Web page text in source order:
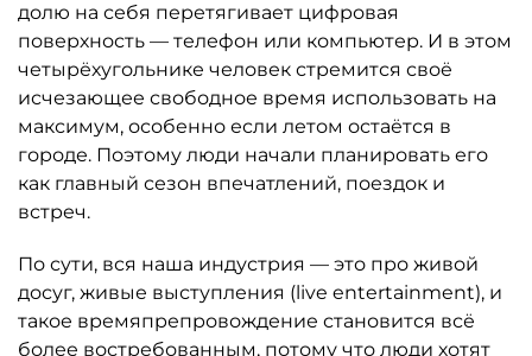
долю на себя перетягивает цифровая
поверхность — телефон или компьютер. И в этом
четырёхугольнике человек стремится своё
исчезающее свободное время использовать на
максимум, особенно если летом остаётся в
городе. Поэтому люди начали планировать его
как главный сезон впечатлений, поездок и
встреч.
По сути, вся наша индустрия — это про живой
досуг, живые выступления (live entertainment), и
такое времяпрепровождение становится всё
более востребованным, потому что люди хотят